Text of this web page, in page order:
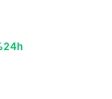
24h